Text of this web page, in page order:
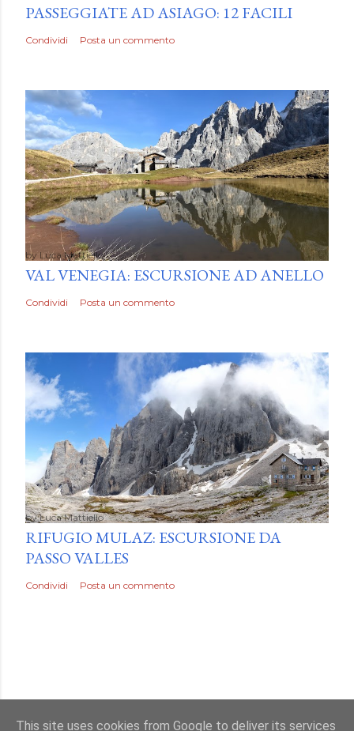
PASSEGGIATE AD ASIAGO: 12 FACILI
Condividi Posta un commento
by Luca Mattiello
VAL VENEGIA: ESCURSIONE AD ANELLO
Condividi Posta un commento
byLuca Mattiello
RIFUGIO MULAZ: ESCURSIONE DA
PASSO VALLES
Condividi Posta un commento
This site uses cookies from Google to deliver its services